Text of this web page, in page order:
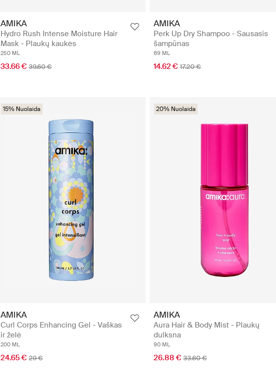
AMIKA
Hydro Rush Intense Moisture Hair
Mask - Plaukų kaukės
250 ML
33.66 € 39.60 €
AMIKA
Perk Up Dry Shampoo - Sausasis
šampūnas
89 ML
14.62 € 17.20 €
15% Nuolaida
AMIKA
Curl Corps Enhancing Gel - Vaškas
ir želė
200 ML
24.65 € 29 €
20% Nuolaida
AMIKA
Aura Hair & Body Mist - Plaukų
dulksna
90 ML
26.88 € 33.60 €